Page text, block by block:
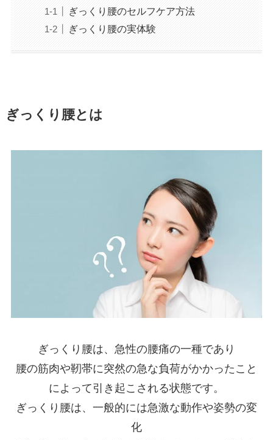
ぎっくり腰のセルフケア方法
ぎっくり腰の実体験
ぎっくり腰とは
ぎっくり腰は、急性の腰痛の一種であり
腰の筋肉や靭帯に突然の急な負荷がかかったこと
によって引き起こされる状態です。
ぎっくり腰は、一般的には急激な動作や姿勢の変
化